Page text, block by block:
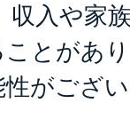
収入や家
とがあ
がござ